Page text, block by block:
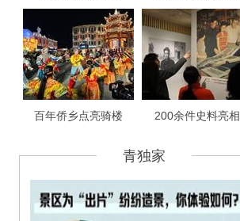
百年侨乡点亮骑楼 200余件史料亮相
青独家